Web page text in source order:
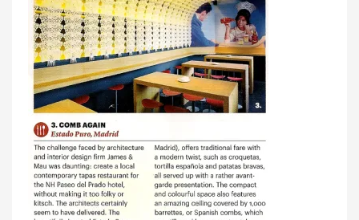
alvaro@alvarocastro.com